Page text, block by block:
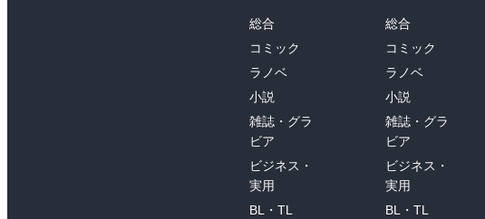
総合
コミック
ラノベ
小説
雑誌・グラ
ビア
ビジネス・
実用
BL・TL
総合
コミック
ラノベ
小説
雑誌・グラ
ビア
ビジネス・
実用
BL・TL